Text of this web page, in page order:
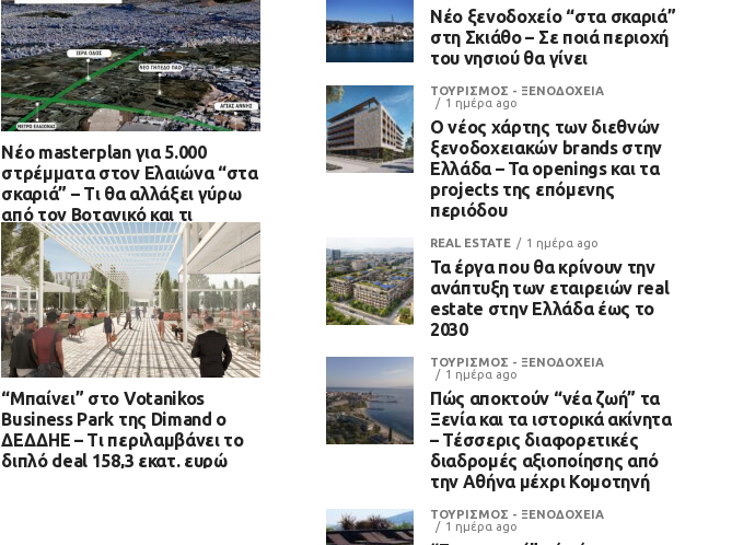
Νέο masterplan για 5.000
στρέμματα στον Ελαιώνα “στα
σκαριά” – Τι θα αλλάξει γύρω
από τον Βοτανικό και τι
προβλέπεται για οικιστικές
αναπτύξεις
“Μπαίνει” στο Votanikos
Business Park της Dimand ο
ΔΕΔΔΗΕ – Τι περιλαμβάνει το
διπλό deal 158,3 εκατ. ευρώ
Νέο ξενοδοχείο “στα σκαριά”
στη Σκιάθο – Σε ποιά περιοχή
του νησιού θα γίνει
ΤΟΥΡΙΣΜΟΣ - ΞΕΝΟΔΟΧΕΙΑ
1 ημέρα ago
Ο νέος χάρτης των διεθνών
ξενοδοχειακών brands στην
Ελλάδα – Τα openings και τα
projects της επόμενης
περιόδου
REAL ESTATE 1 ημέρα ago
Τα έργα που θα κρίνουν την
ανάπτυξη των εταιρειών real
estate στην Ελλάδα έως το
2030
ΤΟΥΡΙΣΜΟΣ - ΞΕΝΟΔΟΧΕΙΑ
1 ημέρα ago
Πώς αποκτούν “νέα ζωή” τα
Ξενία και τα ιστορικά ακίνητα
– Τέσσερις διαφορετικές
διαδρομές αξιοποίησης από
την Αθήνα μέχρι Κομοτηνή
ΤΟΥΡΙΣΜΟΣ - ΞΕΝΟΔΟΧΕΙΑ
1 ημέρα ago